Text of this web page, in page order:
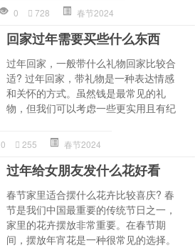
0 728 春节2024
回家过年需要买些什么东西
过年回家，一般带什么礼物回家比较合
适? 过年回家，带礼物是一种表达情感
和关怀的方式。虽然钱是最常见的礼
物，但我们可以考虑一些更实用且有纪
0 255 春节2024
过年给女朋友发什么花好看
春节家里适合摆什么花卉比较喜庆? 春
节是我们中国最重要的传统节日之一，
家里的花卉摆放非常重要。在春节期
间，摆放年宵花是一种很常见的选择。